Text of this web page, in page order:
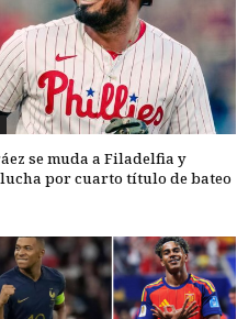
se muda a Filadelfia y
por cuarto título de bateo